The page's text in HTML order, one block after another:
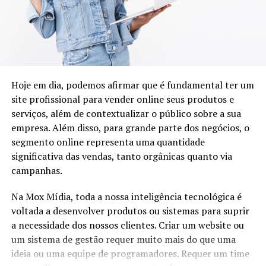
Comoção grave de repercussão nacional;
Fracasso das medidas tomadas no estado de defesa;
Declaração de guerra ou resposta à agressão armada
estrangeira.
O decreto do estado de sítio só acontece se o presidente
seguir o seguinte roteiro: primeiro, ele deve consultar o
Conselho da República e o Conselho da Defesa. Uma vez
feita a consulta (o papel dos dois conselhos é apenas
opinativo), o presidente deve encaminhar pedido de
estado de sítio para o Congresso Nacional.
O estado de sítio só pode ser implantado no Brasil caso
seja aprovado no Congresso Nacional.
O estado de sítio só pode ser implantado no Brasil caso
seja aprovado no Congresso Nacional.
O Congresso Nacional deve reunir-se em até cinco dias
para votar a aprovação desse pedido. Para ser aprovado,
Hoje em dia, podemos afirmar que é fundamental ter um
site profissional para vender online seus produtos e
serviços, além de contextualizar o público sobre a sua
empresa. Além disso, para grande parte dos negócios, o
segmento online representa uma quantidade
significativa das vendas, tanto orgânicas quanto via
campanhas.
Na Mox Mídia, toda a nossa inteligência tecnológica é
voltada a desenvolver produtos ou sistemas para suprir
a necessidade dos nossos clientes. Criar um website ou
um sistema de gestão requer muito mais do que uma
ideia ou uma equipe de programadores. Requer um time